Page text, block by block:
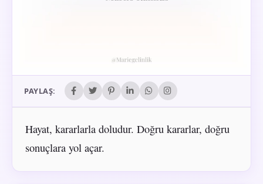
PAYLAŞ:
Hayat, kararlarla doludur. Doğru kararlar, doğru
sonuçlara yol açar.